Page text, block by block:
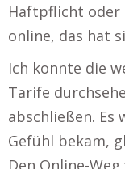
Haftpflicht oder
online, das hat
Ich konnte die
Tarife
abschließen. Es
Gefühl bekam,
Den Online-